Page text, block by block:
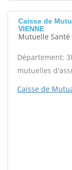
Caisse de
VIENNE
Mutuelle Santé
Département:
mutuelles
Caisse de